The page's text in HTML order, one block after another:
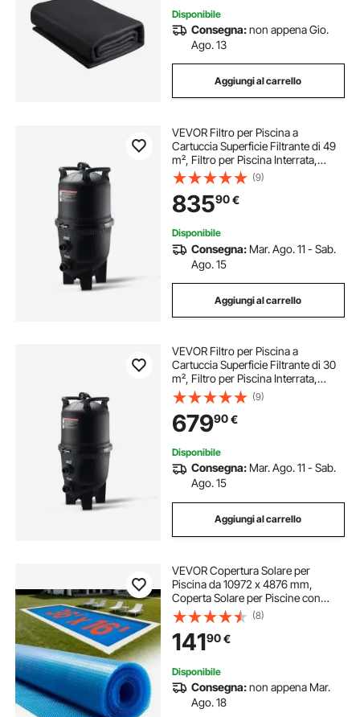
Disponibile
Consegna:non appena Gio.
Ago. 13
Aggiungi al carrello
VEVOR Filtro per Piscina a
Cartuccia Superficie Filtrante di 49
m², Filtro per Piscina Interrata,
Sistema di Filtraggio per Piscine
Fuori Terra con Filtro A Prova di
Perdite
(9)
83590€
Disponibile
Consegna: Mar. Ago. 11 - Sab.
Ago. 15
Aggiungi al carrello
VEVOR Filtro per Piscina a
Cartuccia Superficie Filtrante di 30
m², Filtro per Piscina Interrata,
Sistema di Filtraggio per Piscine
Fuori Terra con Filtro Anti-perdite
(9)
67990€
Disponibile
Consegna: Mar. Ago. 11 - Sab.
Ago. 15
Aggiungi al carrello
VEVOR Copertura Solare per
Piscina da 10972 x 4876 mm,
Coperta Solare per Piscine con
Doppio Strato d'Aria Termoisolante
per Piscine, Assorbimento del
Calore Diurno, Ritenzione del
Calore Notturno
(8)
14190€
Disponibile
Consegna:non appena Mar.
Ago. 18